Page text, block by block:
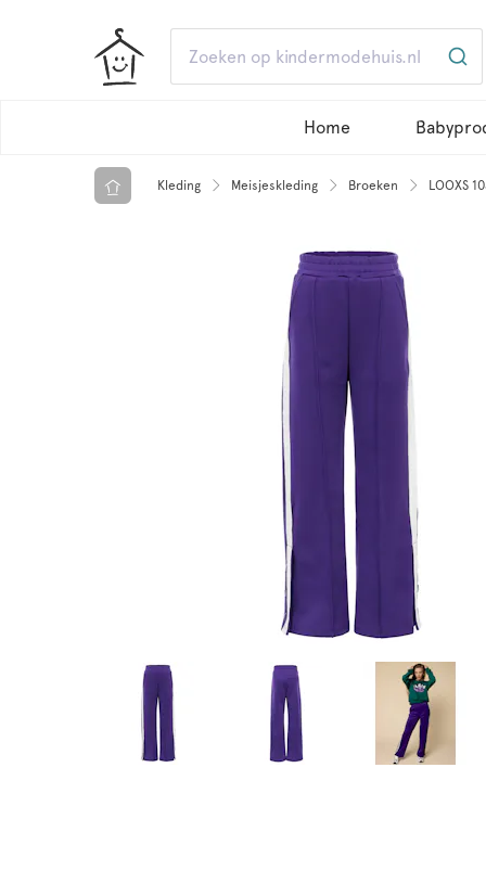
Home
Kleding Meisjeskleding Broeken LOOXS